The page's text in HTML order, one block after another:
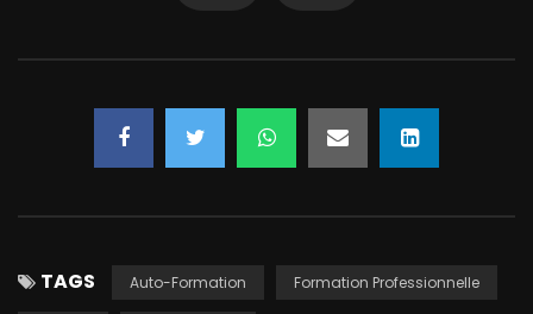
TAGS Auto-Formation Formation Professionnelle